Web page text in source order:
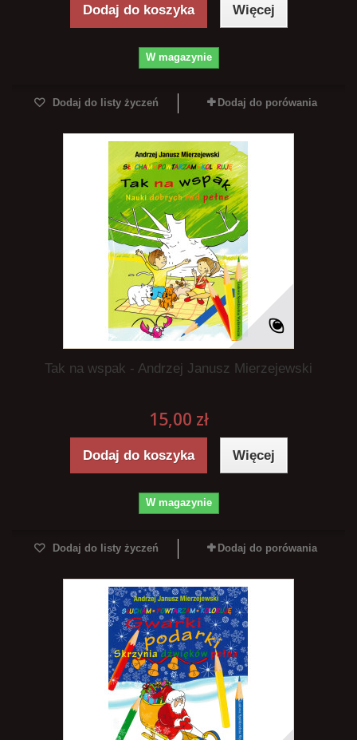
Dodaj do koszyka Więcej
W magazynie
Dodaj do listy życzeń Dodaj do porówania
Tak na wspak - Andrzej Janusz Mierzejewski
15,00 zł
Dodaj do koszyka Więcej
W magazynie
Dodaj do listy życzeń Dodaj do porówania